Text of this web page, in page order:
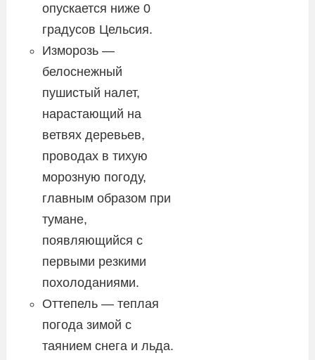
опускается ниже 0
градусов Цельсия.
Изморозь —
белоснежный
пушистый налет,
нарастающий на
ветвях деревьев,
проводах в тихую
морозную погоду,
главным образом при
тумане,
появляющийся с
первыми резкими
похолоданиями.
Оттепель — теплая
погода зимой с
таянием снега и льда.